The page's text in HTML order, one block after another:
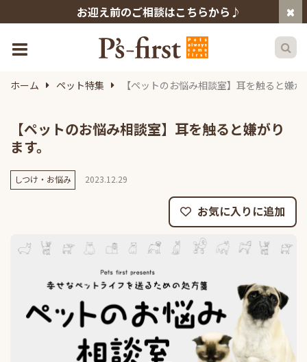
お迎え前のご相談はこちらから♪
ホーム ペット特集 【ペットのお悩み相談室】耳を触ると嫌
【ペットのお悩み相談室】耳を触ると嫌がり
ます。
しつけ・お悩み 2023.12.29
お気に入りに追加